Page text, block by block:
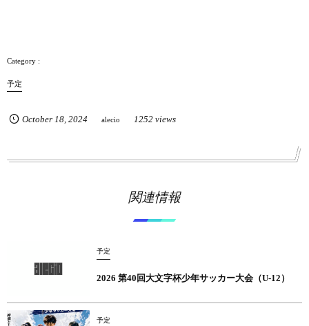
予定
October 18, 2024 alecio 1252 views
関連情報
予定
2026 第40回大文字杯少年サッカー大会（U-12）
予定